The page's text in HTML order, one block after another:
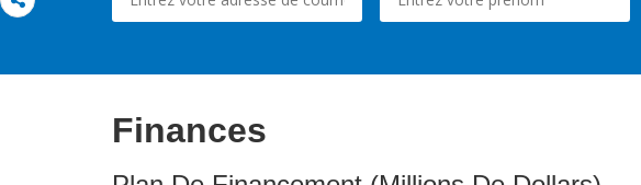
Finances